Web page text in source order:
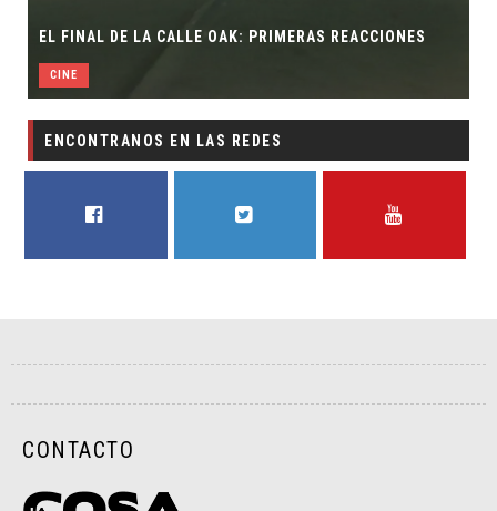
EL FINAL DE LA CALLE OAK: PRIMERAS REACCIONES
CINE
ENCONTRANOS EN LAS REDES
CONTACTO